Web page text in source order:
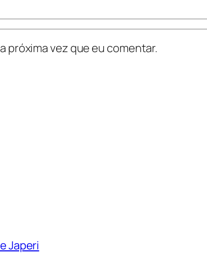
próxima vez que eu comentar.
Japeri